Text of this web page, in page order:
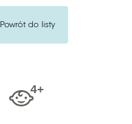
Powrót do listy